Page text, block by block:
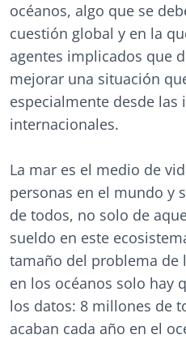
océanos, algo que se
cuestión global y en la
agentes implicados que
mejorar una situación
especialmente desde las
internacionales.
La mar es el medio de
personas en el mundo y
de todos, no solo de
sueldo en este
tamaño del problema de
en los océanos solo hay
los datos: 8 millones de
acaban cada año en el